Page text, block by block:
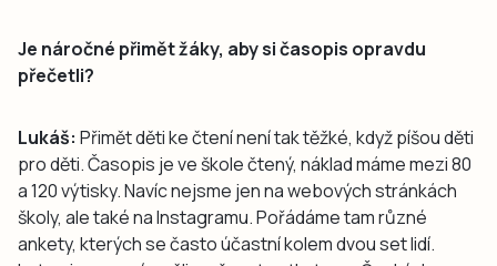
Je náročné přimět žáky, aby si časopis opravdu
přečetli?
Lukáš: Přimět děti ke čtení není tak těžké, když píšou děti
pro děti. Časopis je ve škole čtený, náklad máme mezi 80
a 120 výtisky. Navíc nejsme jen na webových stránkách
školy, ale také na Instagramu. Pořádáme tam různé
ankety, kterých se často účastní kolem dvou set lidí.